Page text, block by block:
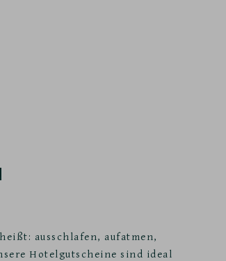
ausschlafen, aufatmen,
Hotelgutscheine sind ideal